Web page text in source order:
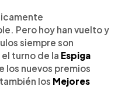
Pero hoy han vuelto y
siempre son
turno de la Espiga
los nuevos premios
los Mejores